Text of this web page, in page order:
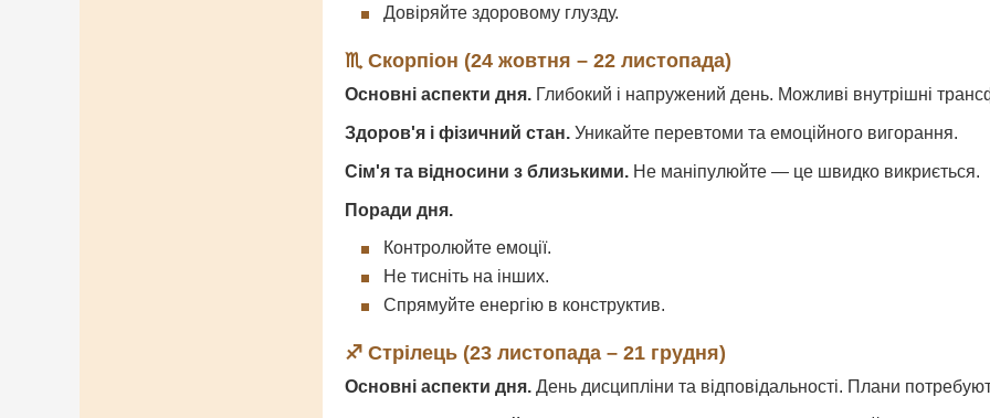
Довіряйте здоровому глузду.
♏ Скорпіон (24 жовтня – 22 листопада)
Основні аспекти дня. Глибокий і напружений день. Можливі внутрішні
Здоров'я і фізичний стан. Уникайте перевтоми та емоційного вигорання.
Сім'я та відносини з близькими. Не маніпулюйте — це швидко викриється.
Поради дня.
Контролюйте емоції.
Не тисніть на інших.
Спрямуйте енергію в конструктив.
♐ Стрілець (23 листопада – 21 грудня)
Основні аспекти дня. День дисципліни та відповідальності. Плани